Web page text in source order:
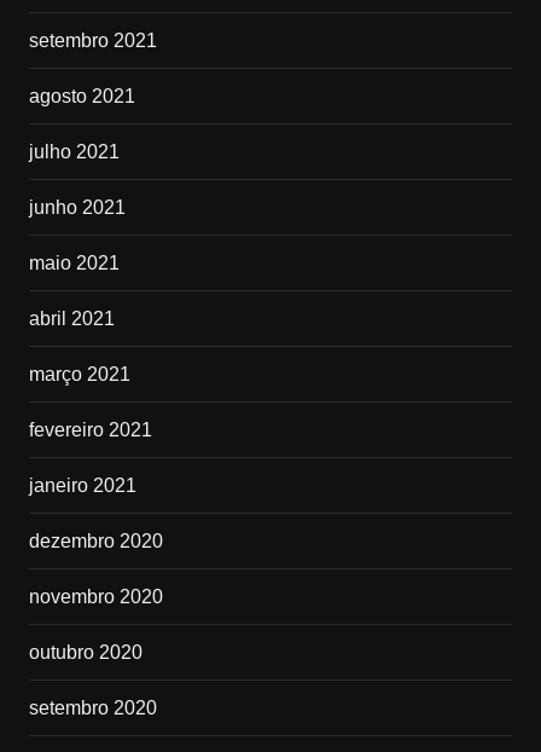
setembro 2021
agosto 2021
julho 2021
junho 2021
maio 2021
abril 2021
março 2021
fevereiro 2021
janeiro 2021
dezembro 2020
novembro 2020
outubro 2020
setembro 2020